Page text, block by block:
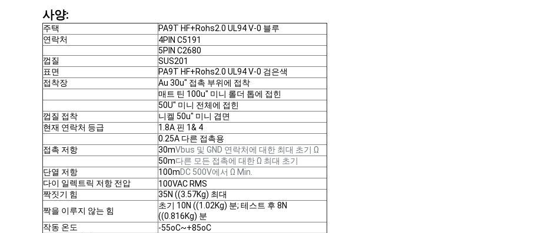
사양:
주택
PA9T HF+Rohs2.0 UL94 V-0 블루
연락처
4PIN C5191
5PIN C2680
껍질
SUS201
표면
PA9T HF+Rohs2.0 UL94 V-0 검은색
접착장
Au 30u" 접촉 부위에 접착
매트 틴 100u" 미니 롤더 톱에 접힌
50U" 미니 전체에 접힌
껍질 접착
니켈 50u" 미니 겹면
현재 연락처 등급
1.8A 핀 1& 4
0.25A 다른 접촉용
접촉 저항
30mVbus 및 GND 연락처에 대한 최대 초기 Ω
50m다른 모든 접촉에 대한 Ω 최대 초기
단열 저항
100mDC 500V에서 Ω Min.
다이 일렉트릭 저항 전압
100VAC RMS
짝짓기 힘
35N ((3.57Kg) 최대
짝을 이루지 않는 힘
초기 10N ((1.02Kg) 분; 테스트 후 8N
((0.816Kg) 분
작동 온도
-55oC~+85oC